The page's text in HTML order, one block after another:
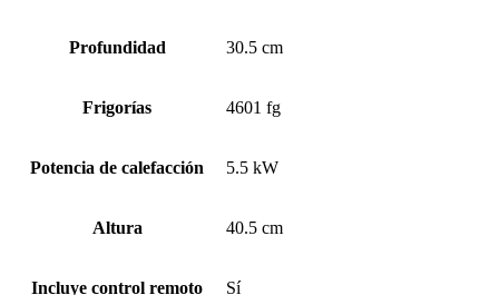
Profundidad 30.5 cm
Frigorías 4601 fg
Potencia de calefacción 5.5 kW
Altura 40.5 cm
Incluye control remoto Sí